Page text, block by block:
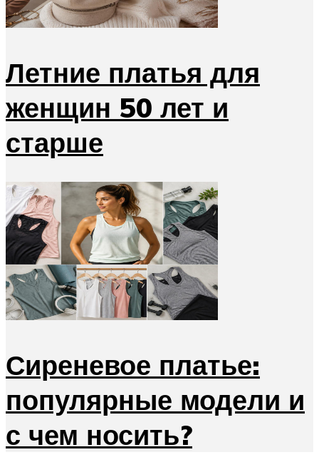
Летние платья для
женщин 50 лет и
старше
Сиреневое платье:
популярные модели и
с чем носить?